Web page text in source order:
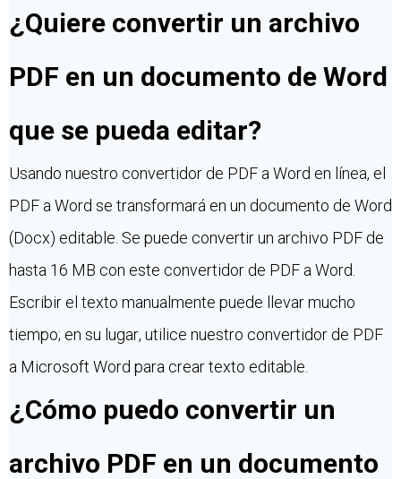
¿Quiere convertir un archivo
PDF en un documento de Word
que se pueda editar?
Usando nuestro convertidor de PDF a Word en línea, el
PDF a Word se transformará en un documento de Word
(Docx) editable. Se puede convertir un archivo PDF de
hasta 16 MB con este convertidor de PDF a Word.
Escribir el texto manualmente puede llevar mucho
tiempo; en su lugar, utilice nuestro convertidor de PDF
a Microsoft Word para crear texto editable.
¿Cómo puedo convertir un
archivo PDF en un documento